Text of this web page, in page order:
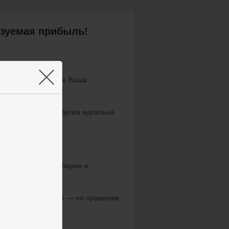
×
прибыль!
Чем лучше Ваша
точна, а сделка идеальна
на одной бирже и
твёрдых выплат — по правилам